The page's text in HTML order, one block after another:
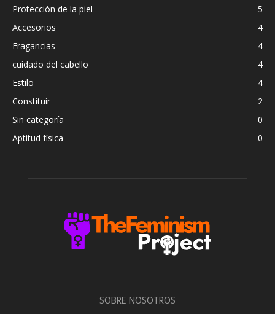
Protección de la piel
5
Accesorios
4
Fragancias
4
cuidado del cabello
4
Estilo
4
Constituir
2
Sin categoría
0
Aptitud física
0
SOBRE NOSOTROS